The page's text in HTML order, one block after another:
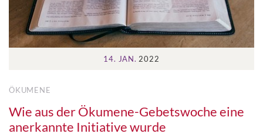
14. JAN. 2022
ÖKUMENE
Wie aus der Ökumene-Gebetswoche eine
anerkannte Initiative wurde